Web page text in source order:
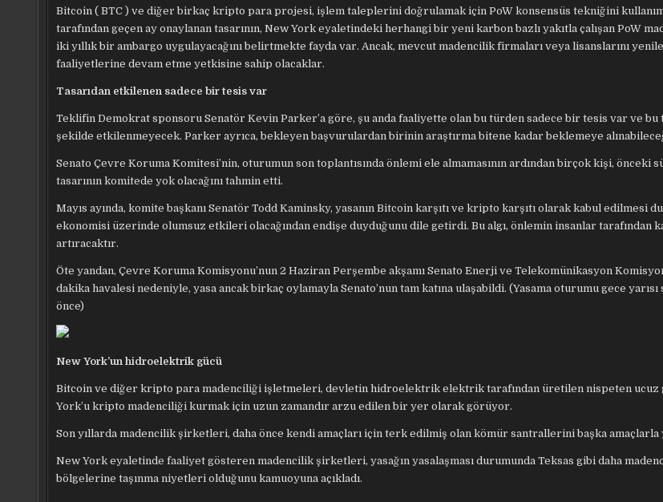
Bitcoin ( BTC ) ve diğer birkaç kripto para projesi, işlem taleplerini doğrulamak için PoW konsensüs tekniğini
tarafından geçen ay onaylanan tasarının, New York eyaletindeki herhangi bir yeni karbon bazlı yakıtla çalışan PoW
iki yıllık bir ambargo uygulayacağını belirtmekte fayda var. Ancak, mevcut madencilik firmaları veya lisanslarını
faaliyetlerine devam etme yetkisine sahip olacaklar.
Tasarıdan etkilenen sadece bir tesis var
Teklifin Demokrat sponsoru Senatör Kevin Parker’a göre, şu anda faaliyette olan bu türden sadece bir tesis var ve bu
şekilde etkilenmeyecek. Parker ayrıca, bekleyen başvurulardan birinin araştırma bitene kadar beklemeye
Senato Çevre Koruma Komitesi’nin, oturumun son toplantısında önlemi ele almamasının ardından birçok kişi, önceki
tasarının komitede yok olacağını tahmin etti.
Mayıs ayında, komite başkanı Senatör Todd Kaminsky, yasanın Bitcoin karşıtı ve kripto karşıtı olarak kabul edilmesi
ekonomisi üzerinde olumsuz etkileri olacağından endişe duyduğunu dile getirdi. Bu algı, önlemin insanlar tarafından
artıracaktır.
Öte yandan, Çevre Koruma Komisyonu’nun 2 Haziran Perşembe akşamı Senato Enerji ve Telekomünikasyon
dakika havalesi nedeniyle, yasa ancak birkaç oylamayla Senato’nun tam katına ulaşabildi. (Yasama oturumu gece
önce)
New York’un hidroelektrik gücü
Bitcoin ve diğer kripto para madenciliği işletmeleri, devletin hidroelektrik elektrik tarafından üretilen nispeten ucuz
York’u kripto madenciliği kurmak için uzun zamandır arzu edilen bir yer olarak görüyor.
Son yıllarda madencilik şirketleri, daha önce kendi amaçları için terk edilmiş olan kömür santrallerini başka
New York eyaletinde faaliyet gösteren madencilik şirketleri, yasağın yasalaşması durumunda Teksas gibi daha
bölgelerine taşınma niyetleri olduğunu kamuoyuna açıkladı.